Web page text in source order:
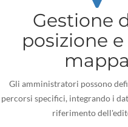
Gestione
posizione
mappa
Gli amministratori possono
percorsi specifici, integrando i
riferimento